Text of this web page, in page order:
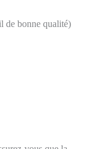
de bonne qualité)